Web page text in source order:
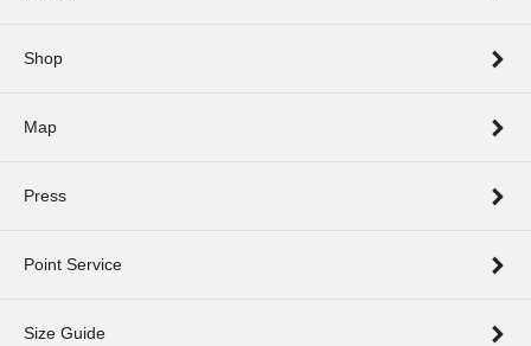
Shop
Map
Press
Point Service
Size Guide